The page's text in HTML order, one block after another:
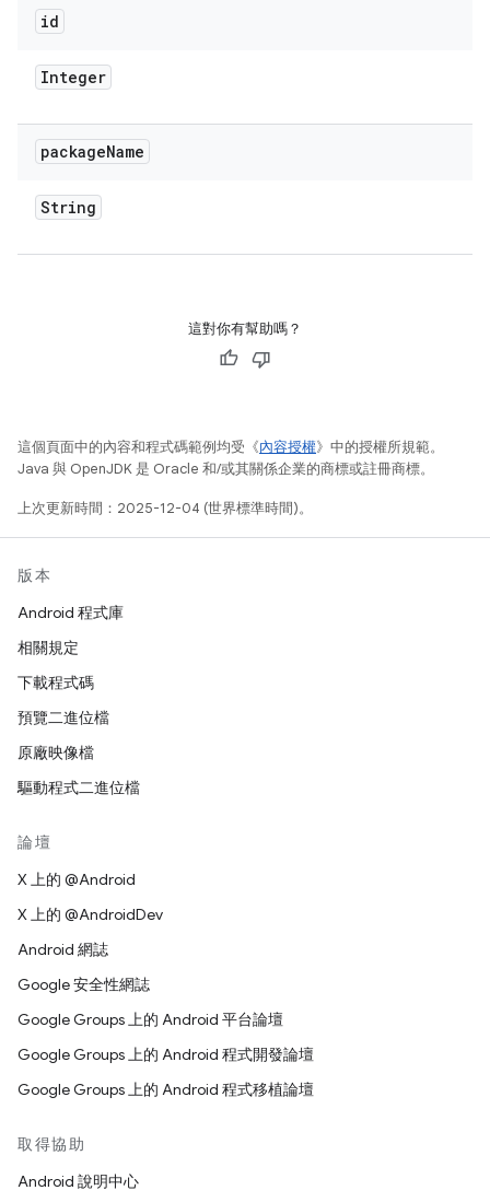
id
Integer
packageName
String
這對你有幫助嗎？
這個頁面中的內容和程式碼範例均受《內容授權》中的授權所規範。
Java 與 OpenJDK 是 Oracle 和/或其關係企業的商標或註冊商標。
上次更新時間：2025-12-04 (世界標準時間)。
版本
Android 程式庫
相關規定
下載程式碼
預覽二進位檔
原廠映像檔
驅動程式二進位檔
論壇
X 上的 @Android
X 上的 @AndroidDev
Android 網誌
Google 安全性網誌
Google Groups 上的 Android 平台論壇
Google Groups 上的 Android 程式開發論壇
Google Groups 上的 Android 程式移植論壇
取得協助
Android 說明中心